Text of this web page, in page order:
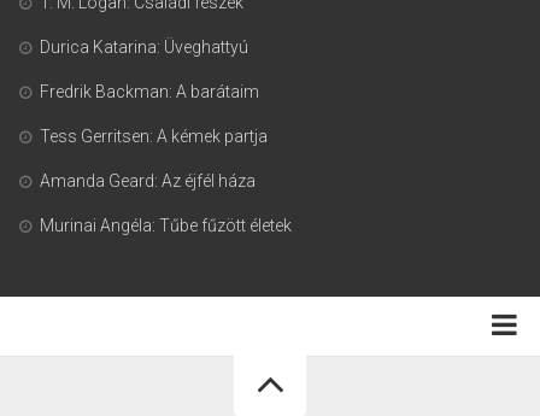
Durica Katarina: Üveghattyú
Fredrik Backman: A barátaim
Tess Gerritsen: A kémek partja
Amanda Geard: Az éjfél háza
Murinai Angéla: Tűbe fűzött életek